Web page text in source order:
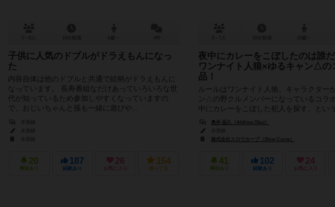
子供に人気のドブルがドラえもんになっ
た
内容自体は他のドブルと共通で絵柄がドラえもんに
なっています。 長寿番組なだけあっていろいろな世
代が知っているため参加しやすくなっていますの
で、おじいちゃんと孫も一緒に遊びや...
20
興味あり
187
経験あり
26
お気に入り
154
持ってる
夜中にカレーをこぼしたのは
ワンナイト人狼×ゆるキャン△の
品！
ルールはワンナイト人狼。キャラクター
ン△の野クルメンバーになっているコラ
中にカレーをこぼした犯人を探す、とい
われるワンナイト人狼です。 ...
奥井 晶久（Akihisa Okui）
株式会社スロウカーブ（Slow Curve）
41
興味あり
102
経験あり
24
お気に入り